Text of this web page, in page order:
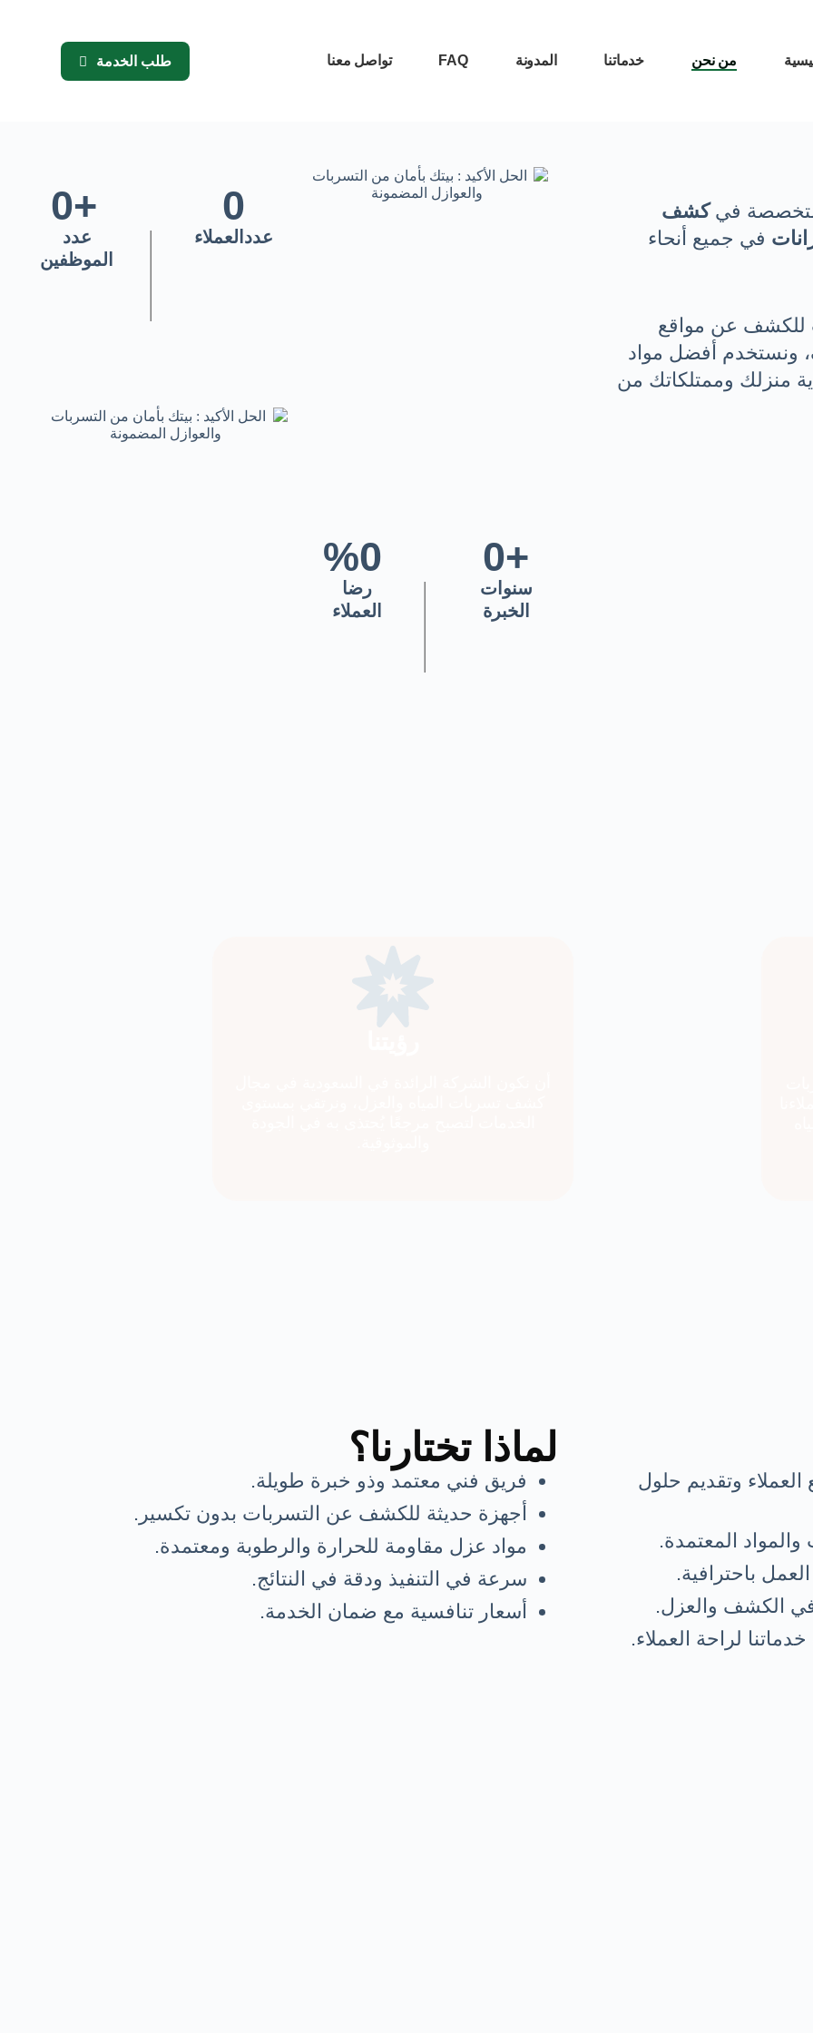
من نحن خدماتنا المدونة FAQ تواصل معنا طلب الخدمة
فيكشف
في جميع أنحاء
للكشف عن مواقع
ونستخدم أفضل مواد
منزلك وممتلكاتك من
عدد العملاء
0
عدد
الموظفين
+
0
سنوات
الخبرة
+
0
رضا
العملاء
0
%
وتقديم حلول
المعتمدة.
باحترافية.
في الكشف والعزل.
لراحة العملاء.
لماذا تختارنا؟
فريق فني معتمد وذو خبرة طويلة.
أجهزة حديثة للكشف عن التسربات بدون تكسير.
مواد عزل مقاومة للحرارة والرطوبة ومعتمدة.
سرعة في التنفيذ ودقة في النتائج.
أسعار تنافسية مع ضمان الخدمة.